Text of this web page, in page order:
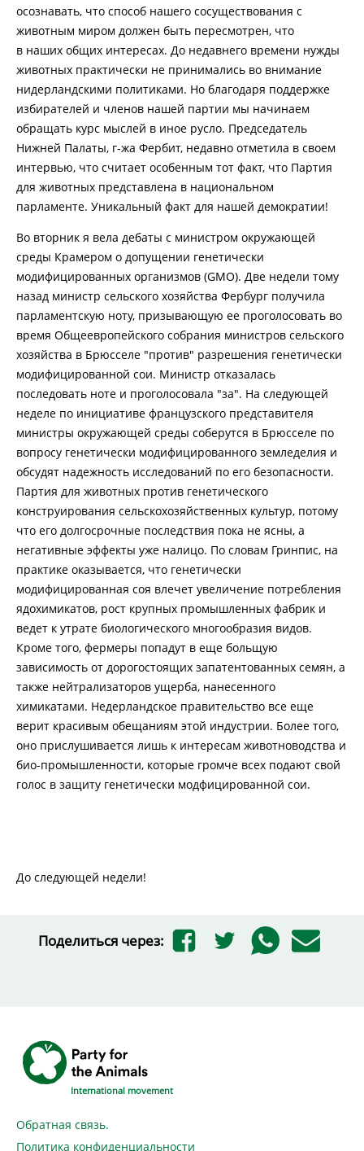
осознавать, что способ нашего сосуществования с
животным миром должен быть пересмотрен, что
в наших общих интересах. До недавнего времени нужды
животных практически не принимались во внимание
нидерландскими политиками. Но благодаря поддержке
избирателей и членов нашей партии мы начинаем
обращать курс мыслей в иное русло. Председатель
Нижней Палаты, г-жа Фербит, недавно отметила в своем
интервью, что считает особенным тот факт, что Партия
для животных представлена в национальном
парламенте. Уникальный факт для нашей демократии!
Во вторник я вела дебаты с министром окружающей
среды Крамером о допущении генетически
модифицированных организмов (GMO). Две недели тому
назад министр сельского хозяйства Фербург получила
парламентскую ноту, призывающую ее проголосовать во
время Общеевропейского собрания министров сельского
хозяйства в Брюсселе "против" разрешения генетически
модифицированной сои. Министр отказалась
последовать ноте и проголосовала "за". На следующей
неделе по инициативе французского представителя
министры окружающей среды соберутся в Брюсселе по
вопросу генетически модифицированного земледелия и
обсудят надежность исследований по его безопасности.
Партия для животных против генетического
конструирования сельскохозяйственных культур, потому
что его долгосрочные последствия пока не ясны, а
негативные эффекты уже налицо. По словам Гринпис, на
практике оказывается, что генетически
модифицированная соя влечет увеличение потребления
ядохимикатов, рост крупных промышленных фабрик и
ведет к утрате биологического многообразия видов.
Кроме того, фермеры попадут в еще больщую
зависимость от дорогостоящих запатентованных семян, а
также нейтрализаторов ущерба, нанесенного
химикатами. Недерландское правительство все еще
верит красивым обещаниям этой индустрии. Более того,
оно прислушивается лишь к интересам животноводства и
био-промышленности, которые громче всех подают свой
голос в защиту генетически модфицированной сои.
До следующей недели!
Поделиться через:
International movement
Обратная связь.
Политика конфиденциальности